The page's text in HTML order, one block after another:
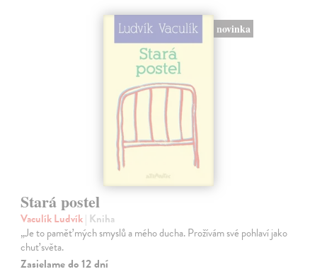
novinka
Stará postel
Vaculík Ludvík| Kniha
„Je to paměť mých smyslů a mého ducha. Prožívám své pohlaví jako
chuť světa.
Zasielame do 12 dní